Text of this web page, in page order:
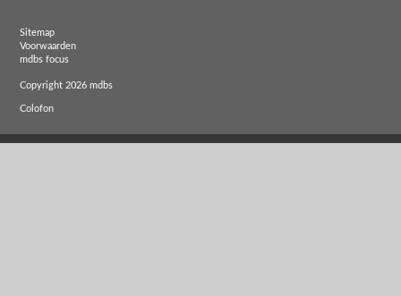
Sitemap
Voorwaarden
mdbs focus
Copyright 2026 mdbs
Colofon